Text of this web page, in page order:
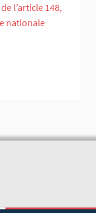
l’article 148,
nationale